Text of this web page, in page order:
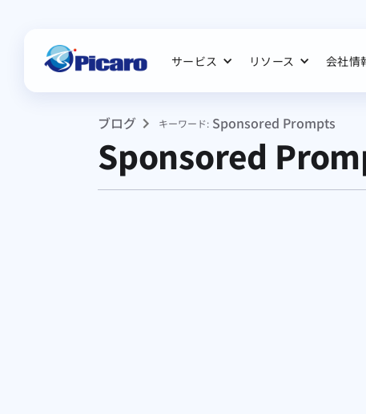
サービス リソース 会社情
ブログ キーワード: Sponsored Prompts
Sponsored